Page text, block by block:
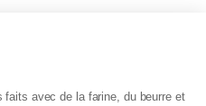
avec de la farine, du beurre et
de vente